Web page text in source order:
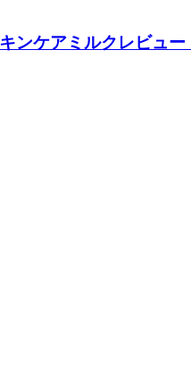
ンケアミルクレビュ